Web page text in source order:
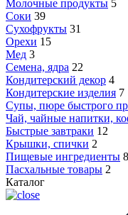
Молочные продукты 5
Соки 39
Сухофрукты 31
Орехи 15
Мед 3
Семена, ядра 22
Кондитерский декор 4
Кондитерские изделия 7
Супы, пюре быстрого
Чай, чайные напитки,
Быстрые завтраки 12
Крышки, спички 2
Пищевые ингредиенты
Пасхальные товары 2
Каталог